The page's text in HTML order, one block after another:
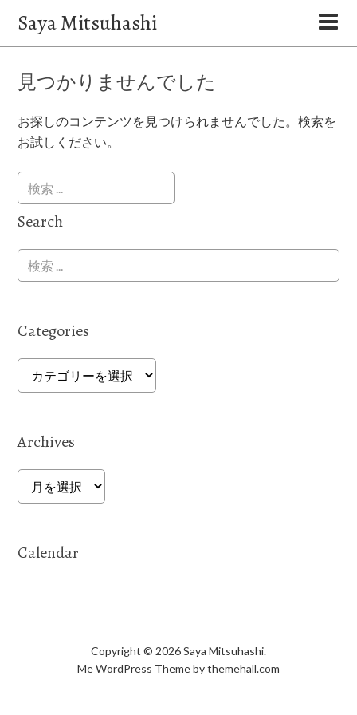
Saya Mitsuhashi
見つかりませんでした
お探しのコンテンツを見つけられませんでした。検索を
お試しください。
Search
Categories
Categories
Archives
Archives
Calendar
Copyright © 2026 Saya Mitsuhashi.
MeWordPress Theme by themehall.com